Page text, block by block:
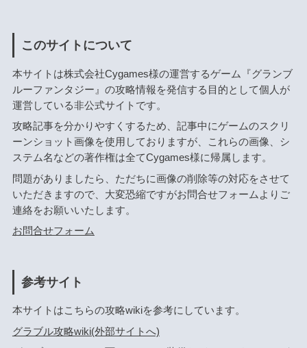
このサイトについて
本サイトは株式会社Cygames様の運営するゲーム『グランブ
ルーファンタジー』の攻略情報を発信する目的として個人が
運営している非公式サイトです。
攻略記事を分かりやすくするため、記事中にゲームのスクリ
ーンショット画像を使用しておりますが、これらの画像、シ
ステム名などの著作権は全てCygames様に帰属します。
問題がありましたら、ただちに画像の削除等の対応をさせて
いただきますので、大変恐縮ですがお問合せフォームよりご
連絡をお願いいたします。
お問合せフォーム
参考サイト
本サイトはこちらの攻略wikiを参考にしています。
グラブル攻略wiki(外部サイトへ)